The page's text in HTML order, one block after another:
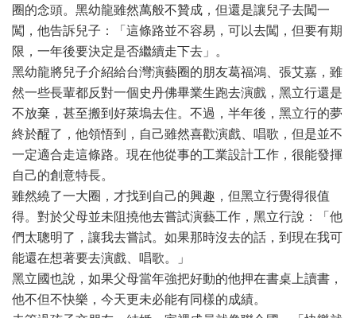
圈的念頭。黑幼龍雖然萬般不贊成，但還是讓兒子去闖一
闖，他告訴兒子：「這條路並不容易，可以去闖，但要有期
限，一年後要決定是否繼續走下去」。
黑幼龍將兒子介紹給台灣演藝圈的朋友葛福鴻、張艾嘉，雖
然一些長輩都反對一個史丹佛畢業生跑去演戲，黑立行還是
不放棄，甚至搬到好萊塢去住。不過，半年後，黑立行的夢
終於醒了，他領悟到，自己雖然喜歡演戲、唱歌，但是並不
一定適合走這條路。現在他從事的工業設計工作，很能發揮
自己的創意特長。
雖然繞了一大圈，才找到自己的興趣，但黑立行覺得很值
得。對於父母並未阻撓他去嘗試演藝工作，黑立行說：「他
們太聰明了，讓我去嘗試。如果那時沒去的話，到現在我可
能還在想著要去演戲、唱歌。」
黑立國也說，如果父母當年強把好動的他押在書桌上讀書，
他不但不快樂，今天更未必能有同樣的成績。